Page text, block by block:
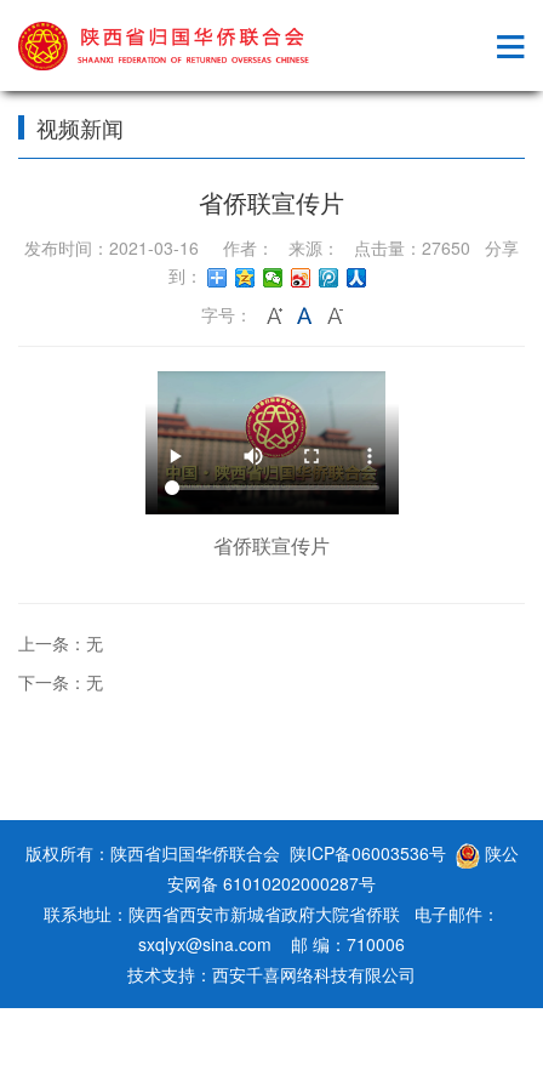
视频新闻
省侨联宣传片
发布时间：2021-03-16 作者： 来源： 点击量：27650 分享
到：
字号：
省侨联宣传片
上一条：无
下一条：无
版权所有：陕西省归国华侨联合会 陕ICP备06003536号
陕公
安网备 61010202000287号
联系地址：陕西省西安市新城省政府大院省侨联 电子邮件：
sxqlyx@sina.com 邮 编：710006
技术支持： 西安千喜网络科技有限公司